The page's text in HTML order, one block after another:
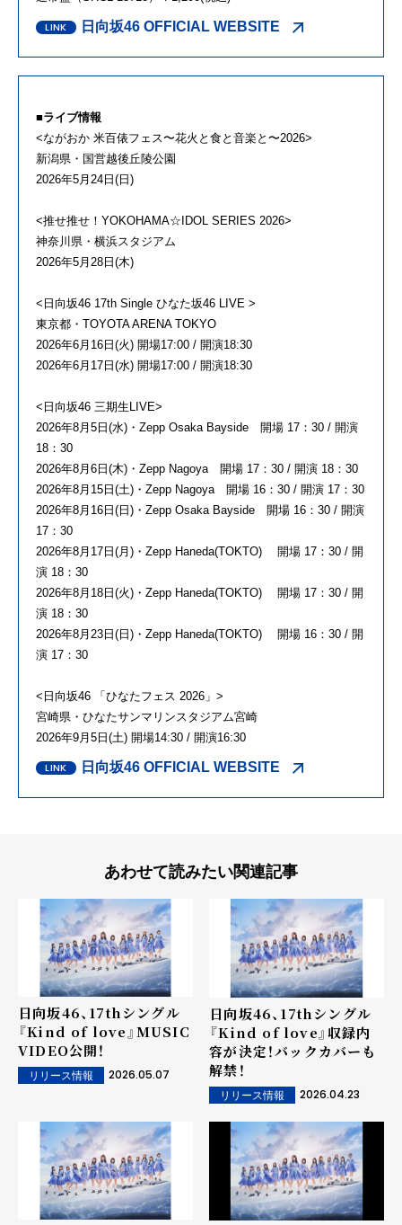
日向坂46 OFFICIAL WEBSITE
■ライブ情報
<ながおか 米百俵フェス〜花火と食と音楽と〜2026>
新潟県・国営越後丘陵公園
2026年5月24日(日)
<推せ推せ！YOKOHAMA☆IDOL SERIES 2026>
神奈川県・横浜スタジアム
2026年5月28日(木)
<日向坂46 17th Single ひなた坂46 LIVE >
東京都・TOYOTA ARENA TOKYO
2026年6月16日(火) 開場17:00 / 開演18:30
2026年6月17日(水) 開場17:00 / 開演18:30
<日向坂46 三期生LIVE>
2026年8月5日(水)・Zepp Osaka Bayside 開場 17：30 / 開演
18：30
2026年8月6日(木)・Zepp Nagoya 開場 17：30 / 開演 18：30
2026年8月15日(土)・Zepp Nagoya 開場 16：30 / 開演 17：30
2026年8月16日(日)・Zepp Osaka Bayside 開場 16：30 / 開演
17：30
2026年8月17日(月)・Zepp Haneda(TOKTO) 開場 17：30 / 開
演 18：30
2026年8月18日(火)・Zepp Haneda(TOKTO) 開場 17：30 / 開
演 18：30
2026年8月23日(日)・Zepp Haneda(TOKTO) 開場 16：30 / 開
演 17：30
<日向坂46 「ひなたフェス 2026」>
宮崎県・ひなたサンマリンスタジアム宮崎
2026年9月5日(土) 開場14:30 / 開演16:30
日向坂46 OFFICIAL WEBSITE
あわせて読みたい関連記事
日向坂46、17thシングル
『Kind of love』MUSIC
VIDEO公開！
リリース情報 2026.05.07
日向坂46、17thシングル
『Kind of love』収録内
容が決定！バックカバーも
解禁！
リリース情報 2026.04.23